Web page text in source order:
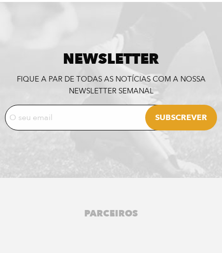
NEWSLETTER
FIQUE A PAR DE TODAS AS NOTÍCIAS COM A NOSSA
NEWSLETTER SEMANAL
PARCEIROS